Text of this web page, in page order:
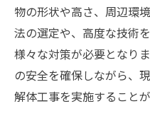
物の形状や高さ、周辺環
法の選定や、高度な技術
様々な対策が必要となり
の安全を確保しながら、
解体工事を実施することが